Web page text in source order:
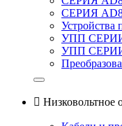
СЕРИЯ
Устройства
УПП СЕРИИ
УПП СЕРИИ
 Низковольтное